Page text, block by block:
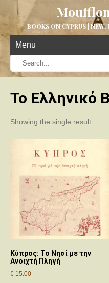
BOOKS ON CYPRUS |
Menu
Το Ελληνικό
Showing the single result
Κύπρος: Το Νησί με την
Ανοιχτή Πληγή
€ 15.00